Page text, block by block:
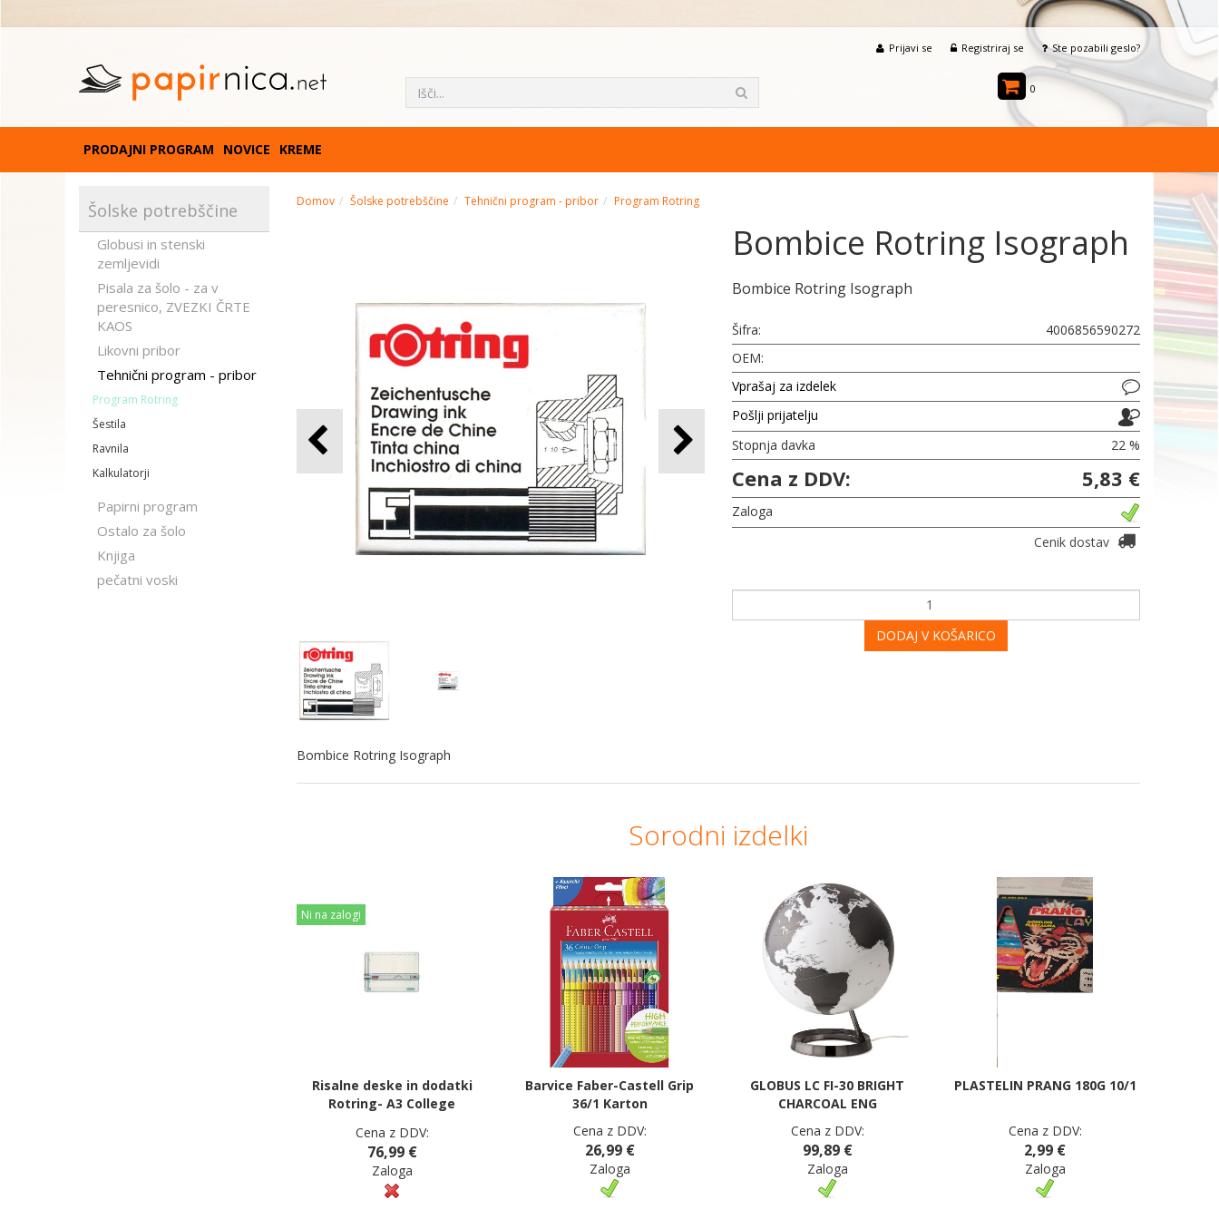
Prijavi se Registriraj se Ste pozabili geslo?
0
PRODAJNI PROGRAM NOVICE KREME
Šolske potrebščine
Globusi in stenski
zemljevidi
Pisala za šolo - za v
peresnico, ZVEZKI ČRTE
KAOS
Likovni pribor
Tehnični program - pribor
Program Rotring
Šestila
Ravnila
Kalkulatorji
Papirni program
Ostalo za šolo
Knjiga
pečatni voski
Domov Šolske potrebščine Tehnični program - pribor Program Rotring
Bombice Rotring Isograph
Bombice Rotring Isograph
Šifra:
4006856590272
OEM:
Vprašaj za izdelek
Pošlji prijatelju
Stopnja davka
22 %
Cena z DDV: 5,83 €
Zaloga
Cenik dostav
DODAJ V KOŠARICO
Bombice Rotring Isograph
Sorodni izdelki
Ni na zalogi
Risalne deske in dodatki
Rotring- A3 College
Cena z DDV:
76,99 €
Zaloga
Barvice Faber-Castell Grip
36/1 Karton
Cena z DDV:
26,99 €
Zaloga
GLOBUS LC FI-30 BRIGHT
CHARCOAL ENG
Cena z DDV:
99,89 €
Zaloga
PLASTELIN PRANG 180G 10/1
Cena z DDV:
2,99 €
Zaloga